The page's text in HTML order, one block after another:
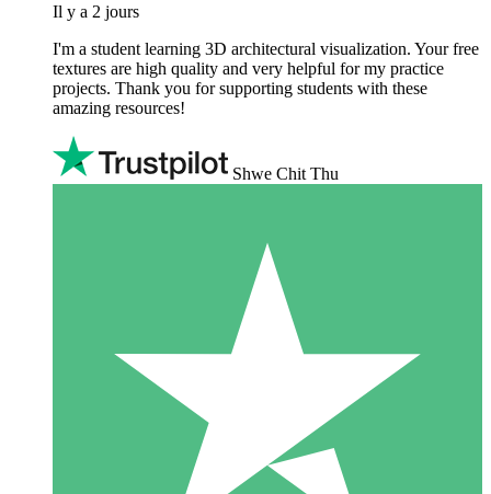
Il y a 2 jours
I'm a student learning 3D architectural visualization. Your free
textures are high quality and very helpful for my practice
projects. Thank you for supporting students with these
amazing resources!
Shwe Chit Thu